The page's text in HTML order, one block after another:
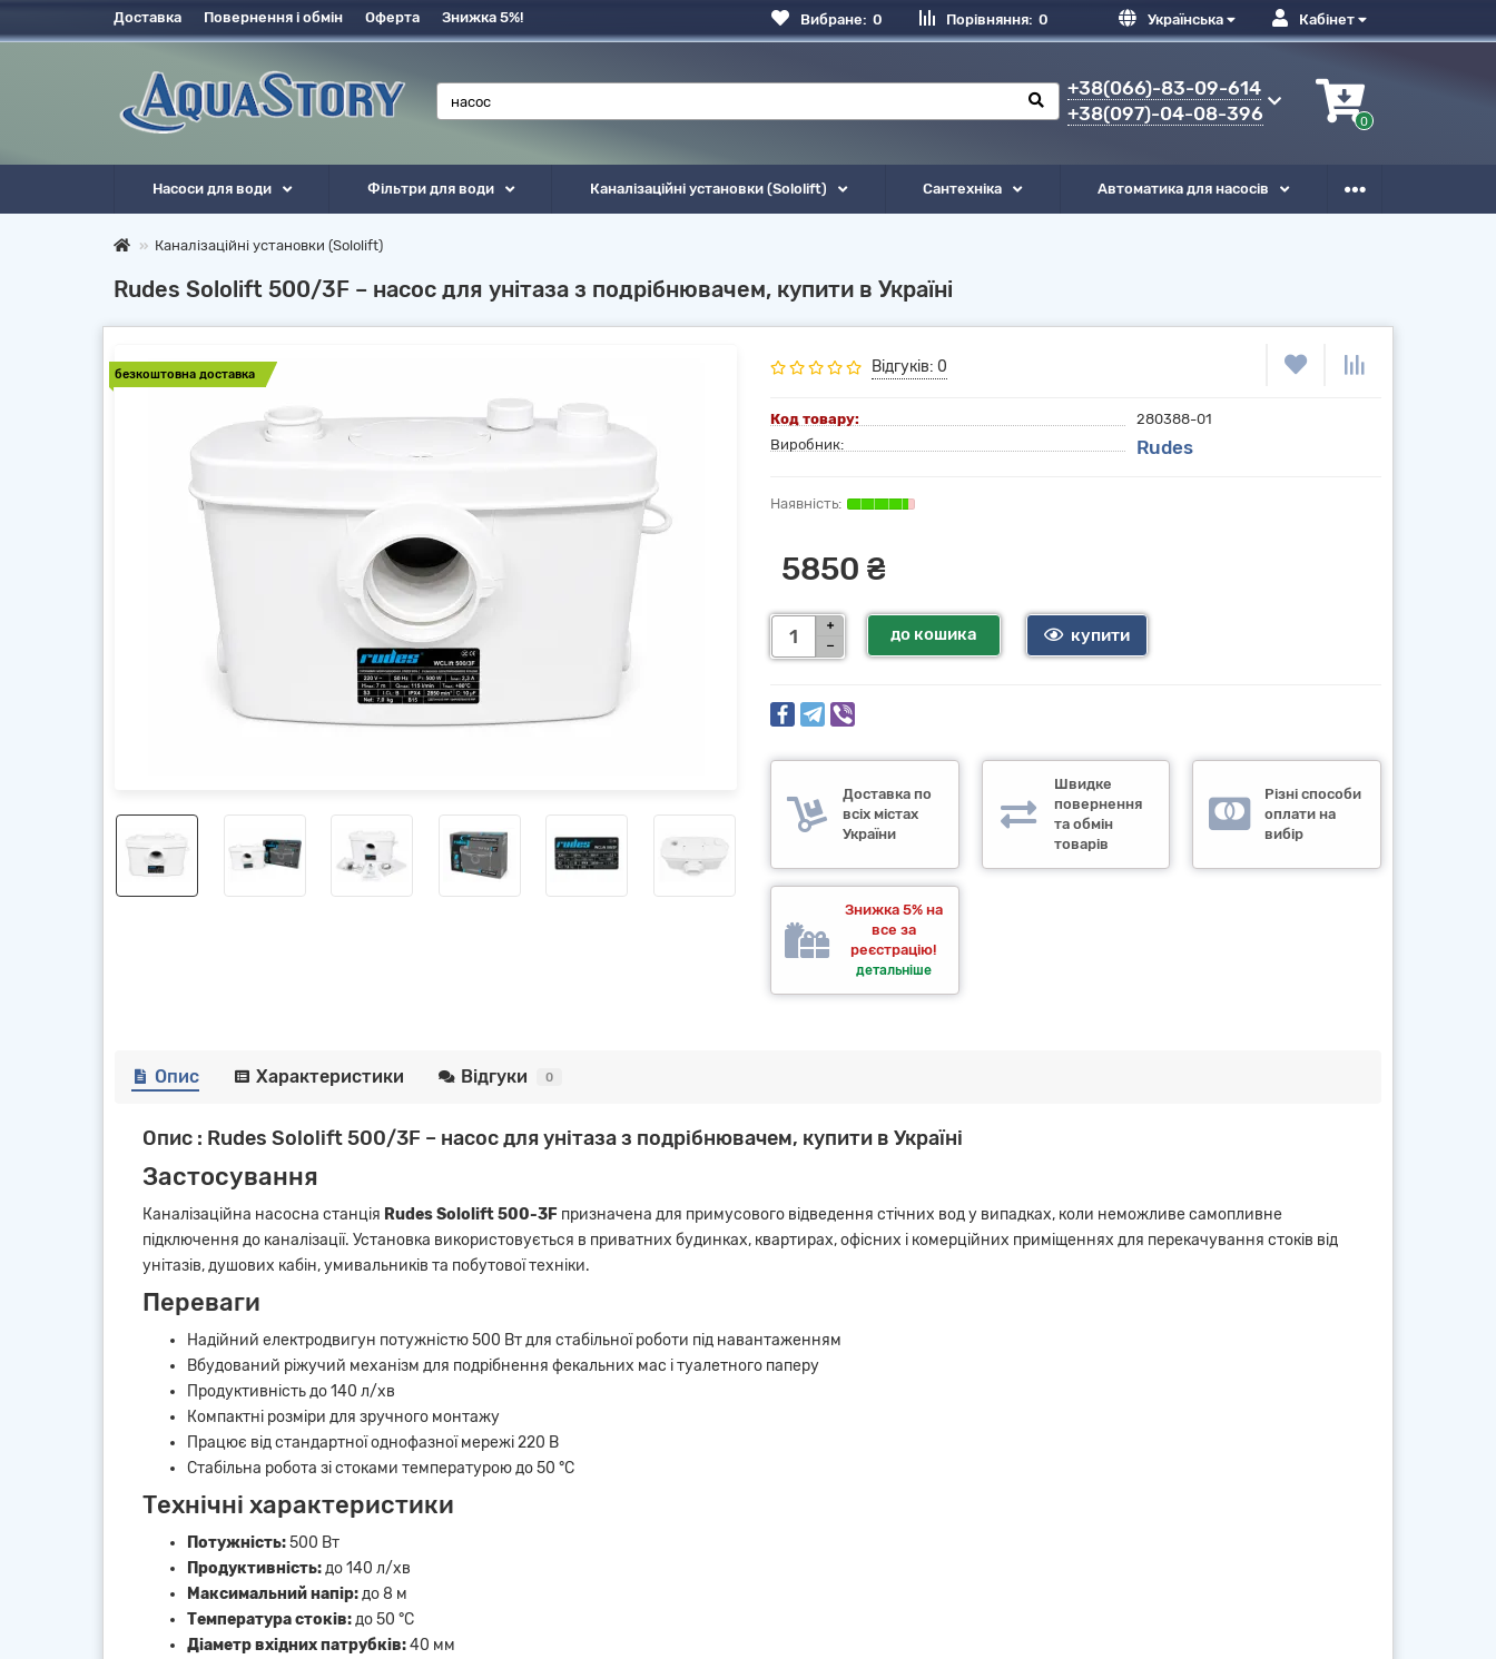
Кабінет
Українська
Порівняння: 0
Вибране: 0
Доставка Повернення і обмін Оферта Знижка 5%!
+38(066)-83-09-614
+38(097)-04-08-396
0
Насоси для води Фільтри для води Каналізаційні установки (Sololift) Сантехніка Автоматика для насосів
Каналізаційні установки (Sololift)
Rudes Sololift 500/3F – насос для унітаза з подрібнювачем, купити в Україні
безкоштовна доставка Відгуків: 0
Код товару:
280388-01
Виробник:
Rudes
5850 ₴
до кошика купити
Доставка по
всіх містах
України
Швидке
повернення
та обмін
товарів
Різні способи
оплати на
вибір
Знижка 5% на
все за
реєстрацію!
детальніше
Опис Характеристики Відгуки 0
Опис : Rudes Sololift 500/3F – насос для унітаза з подрібнювачем, купити в Україні
Застосування
Каналізаційна насосна станція Rudes Sololift 500-3F призначена для примусового відведення стічних вод у випадках, коли неможливе самопливне
підключення до каналізації. Установка використовується в приватних будинках, квартирах, офісних і комерційних приміщеннях для перекачування стоків від
унітазів, душових кабін, умивальників та побутової техніки.
Переваги
Надійний електродвигун потужністю 500 Вт для стабільної роботи під навантаженням
Вбудований ріжучий механізм для подрібнення фекальних мас і туалетного паперу
Продуктивність до 140 л/хв
Компактні розміри для зручного монтажу
Працює від стандартної однофазної мережі 220 В
Стабільна робота зі стоками температурою до 50 °C
Технічні характеристики
Потужність:500 Вт
Продуктивність:до 140 л/хв
Максимальний напір:до 8 м
Температура стоків:до 50 °C
Діаметр вхідних патрубків:40 мм